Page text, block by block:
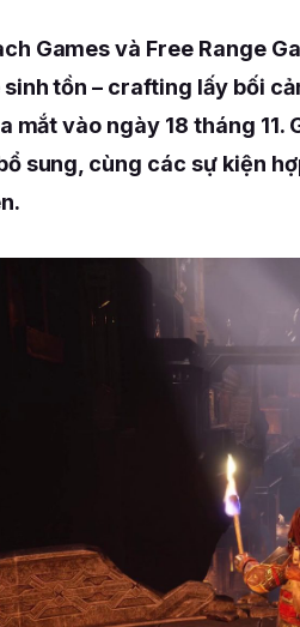
Games và Free Range
tồn – crafting lấy bối
mắt vào ngày 18 tháng
sung, cùng các sự kiện